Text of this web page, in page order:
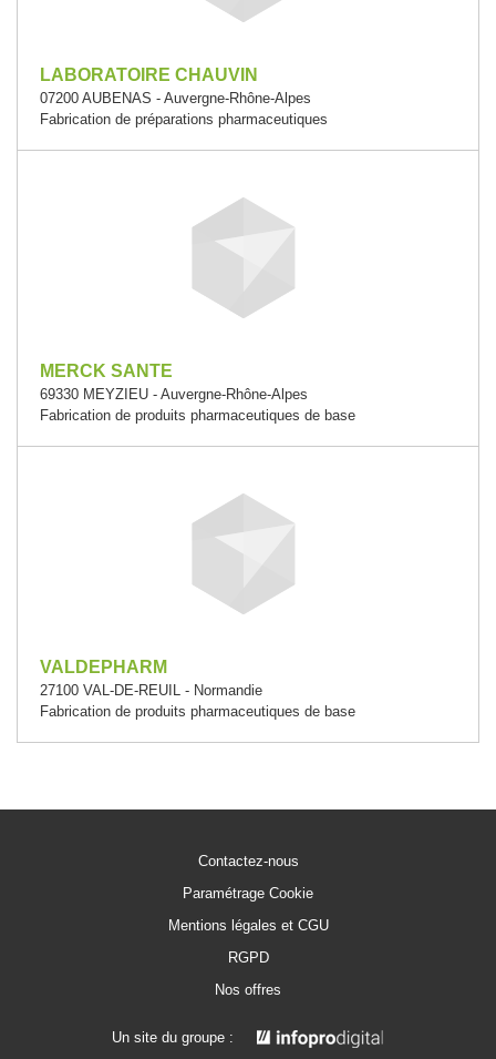
LABORATOIRE CHAUVIN
07200 AUBENAS - Auvergne-Rhône-Alpes
Fabrication de préparations pharmaceutiques
MERCK SANTE
69330 MEYZIEU - Auvergne-Rhône-Alpes
Fabrication de produits pharmaceutiques de base
VALDEPHARM
27100 VAL-DE-REUIL - Normandie
Fabrication de produits pharmaceutiques de base
Contactez-nous
Paramétrage Cookie
Mentions légales et CGU
RGPD
Nos offres
Un site du groupe :